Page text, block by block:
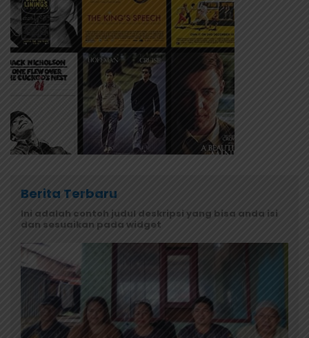
Berita Terbaru
Ini adalah contoh judul deskripsi yang bisa anda isi
dan sesuaikan pada widget